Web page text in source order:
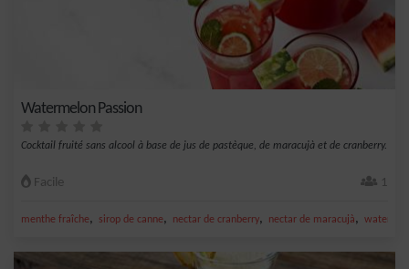
Watermelon Passion
Cocktail fruité sans alcool à base de jus de pastèque, de maracujà et de cranberry.
Facile 1
menthe fraîche, sirop de canne, nectar de cranberry, nectar de maracujà,